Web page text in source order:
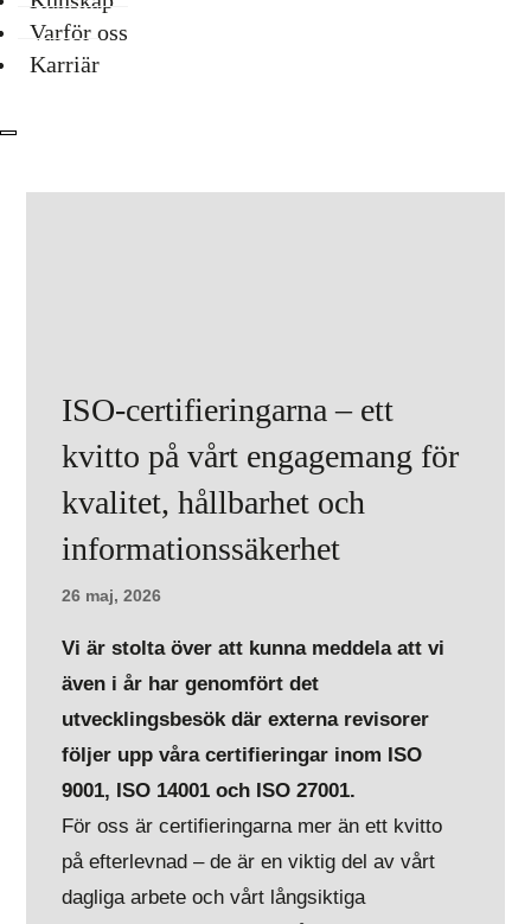
Varför oss
Karriär
ISO-certifieringarna – ett
kvitto på vårt engagemang för
kvalitet, hållbarhet och
informationssäkerhet
26 maj, 2026
Vi är stolta över att kunna meddela att vi
även i år har genomfört det
utvecklingsbesök där externa revisorer
följer upp våra certifieringar inom ISO
9001, ISO 14001 och ISO 27001.
För oss är certifieringarna mer än ett kvitto
på efterlevnad – de är en viktig del av vårt
dagliga arbete och vårt långsiktiga